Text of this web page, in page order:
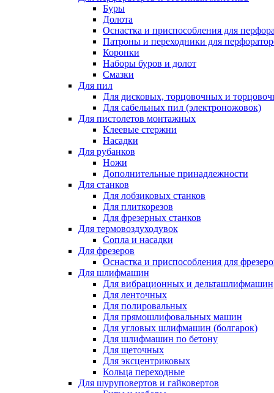
Буры
Долота
Оснастка и приспособления для
Патроны и переходники для
Коронки
Наборы буров и долот
Смазки
Для пил
Для дисковых, торцовочных и
Для сабельных пил (электроножовок)
Для пистолетов монтажных
Клеевые стержни
Насадки
Для рубанков
Ножи
Дополнительные принадлежности
Для станков
Для лобзиковых станков
Для плиткорезов
Для фрезерных станков
Для термовоздуходувок
Сопла и насадки
Для фрезеров
Оснастка и приспособления для
Для шлифмашин
Для вибрационных и дельташлифмашин
Для ленточных
Для полировальных
Для прямошлифовальных машин
Для угловых шлифмашин (болгарок)
Для шлифмашин по бетону
Для щеточных
Для эксцентриковых
Кольца переходные
Для шуруповертов и гайковертов